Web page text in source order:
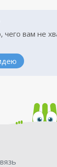
чего вам не